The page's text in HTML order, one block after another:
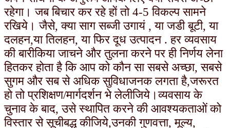
रहेगा। जब बिचार कर रहे हों तो 4-5 विकल्प सामने
रखिये। जैसे, क्या साग सब्जी उगायं , या जडी बूटी, या
दलहन,या तिलहन, या फिर दूध उत्पादन . हर व्यवसाय
की बारीकिया जाचने और तुलना करने पर ही निर्णय लेना
हितकर होता है कि आप को कौन सा सबसे अच्छा, सबसे
सुगम और सब से अधिक सुविधाजनक लगता है,जरूरत
हो तो प्रशिक्षण/मार्गदर्शन भे लेलीजिये।व्यवसाय के
चुनाव के बाद, उसे स्थापित करने की आवश्यकताओं को
विस्तार से सूचीबद्ध कीजिये,उनकी गुणवत्ता, मूल्य,